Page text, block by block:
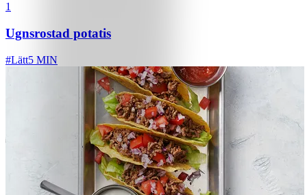
1
Ugnsrostad potatis
#Lätt5 MIN